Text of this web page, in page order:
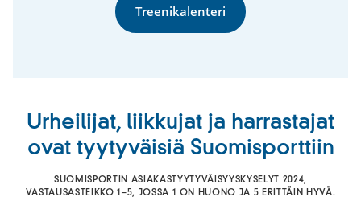
Treenikalenteri
Urheilijat, liikkujat ja harrastajat
ovat tyytyväisiä Suomisporttiin
SUOMISPORTIN ASIAKASTYYTYVÄISYYSKYSELYT 2024,
VASTAUSASTEIKKO 1–5, JOSSA 1 ON HUONO JA 5 ERITTÄIN HYVÄ.